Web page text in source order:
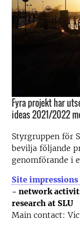
Fyra projekt har
ideas 2021/2022
Styrgruppen för
bevilja följande
genomförande i
Site
- network
research at SLU
Main contact: